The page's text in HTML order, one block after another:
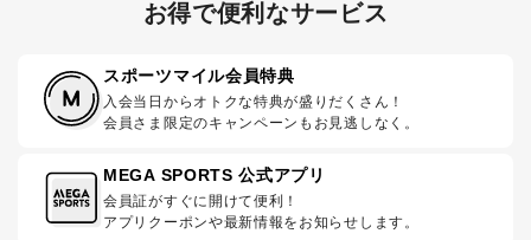
お得で便利なサービス
スポーツマイル会員特典
入会当日からオトクな特典が盛りだくさん！
会員さま限定のキャンペーンもお見逃しなく。
MEGA SPORTS 公式アプリ
会員証がすぐに開けて便利！
アプリクーポンや最新情報をお知らせします。